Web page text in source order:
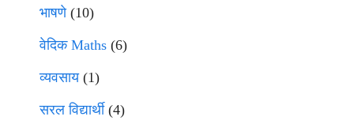
भाषणे(10)
वेदिक Maths (6)
व्यवसाय(1)
सरल विद्यार्थी(4)